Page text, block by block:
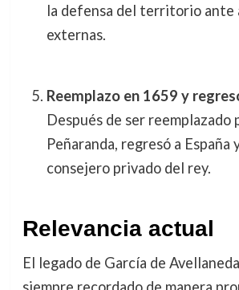
la defensa del territorio ante
externas.
Reemplazo en 1659 y
Después de ser reemplazado
Peñaranda, regresó a España
consejero privado del rey.
Relevancia actual
El legado de García de